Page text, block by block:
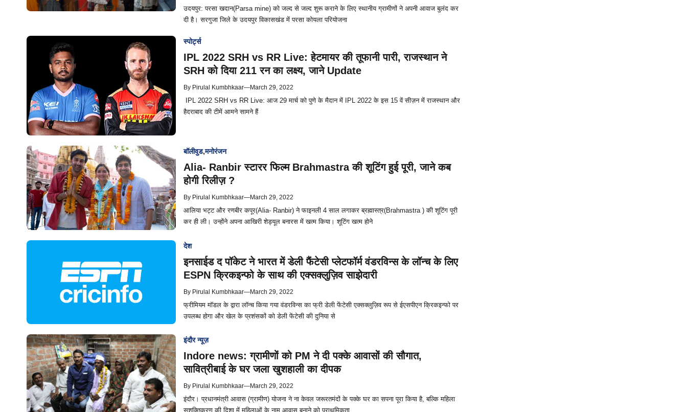
उदयपुर: परसा खदान(Parsa mine) को जल्द से जल्द शुरू कराने के लिए स्थानीय ग्रामीणों ने अपनी आवाज बुलंद कर
दी है। सरगुजा जिले के उदयपुर विकासखंड में परसा कोयला परियोजना
स्पोर्ट्स
IPL 2022 SRH vs RR Live: हेटमायर की तूफानी पारी, राजस्थान ने
SRH को दिया 211 रन का लक्ष्य, जाने Update
By Pirulal Kumbhkaar—March 29, 2022
IPL 2022 SRH vs RR Live: आज 29 मार्च को पुणे के मैदान में IPL 2022 के इस 15 वें सीज़न में राजस्थान और
हैदराबाद की टीमें आमने सामने हैं
बॉलीवुड,मनोरंजन
Alia- Ranbir स्टारर फिल्म Brahmastra की शूटिंग हुई पूरी, जाने कब
होगी रिलीज़ ?
By Pirulal Kumbhkaar—March 29, 2022
आलिया भट्ट और रणबीर कपूर(Alia- Ranbir) ने फाइनली 4 साल लगाकर ब्रह्मास्त्र(Brahmastra ) की शूटिंग पूरी
कर ही ली। उन्होंने अपना आखिरी शेड्यूल बनारस में खत्म किया। शूटिंग खत्म होने
देश
इनसाईड द पॉकेट ने भारत में डेली फैंटेसी प्लेटफॉर्म वंडरविन्स के लॉन्च के लिए
ESPN क्रिकइन्फो के साथ की एक्सक्लुज़िव साझेदारी
By Pirulal Kumbhkaar—March 29, 2022
फ्रीमियम मॉडल के द्वारा लॉन्च किया गया वंडरविन्स का फ्री डेली फेंटेसी एक्सक्लुज़िव रूप से ईएसपीएन क्रिकइन्फो पर
उपलब्ध होगा और खेल के प्रशंसकों को डेली फेंटेसी की दुनिया से
इंदौर न्यूज़
Indore news: ग्रामीणों को PM ने दी पक्के आवासों की सौगात,
सावित्रीबाई के घर जला खुशहाली का दीपक
By Pirulal Kumbhkaar—March 29, 2022
इंदौर। प्रधानमंत्री आवास (ग्रामीण) योजना ने ना केवल जरूरतमंदों के पक्के घर का सपना पूरा किया है, बल्कि महिला
सशक्तिकरण की दिशा में महिलाओं के नाम आवास बनाने को प्राथमिकता